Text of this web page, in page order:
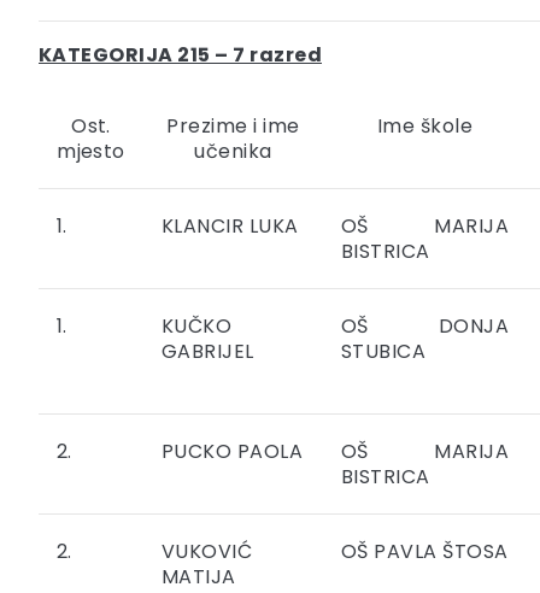
KATEGORIJA 215 – 7 razred
Ost.
mjesto
Prezime i ime
učenika
Ime škole
1. KLANCIR LUKA
OŠ MARIJA
BISTRICA
1.
KUČKO
GABRIJEL
OŠ DONJA
STUBICA
2. PUCKO PAOLA
OŠ MARIJA
BISTRICA
2.
VUKOVIĆ
MATIJA
OŠ PAVLA ŠTOSA